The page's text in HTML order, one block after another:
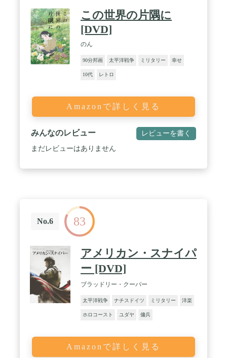
この世界の片隅に
[DVD]
のん
90分邦画 太平洋戦争 ミリタリー 幸せ
10代 レトロ
Amazonで詳しく見る
みんなのレビュー レビューを書く
まだレビューはありません
No.6 83
アメリカン・スナイパ
ー [DVD]
ブラッドリー・クーパー
太平洋戦争 ナチスドイツ ミリタリー 洋楽
ホロコースト ユダヤ 傭兵
Amazonで詳しく見る